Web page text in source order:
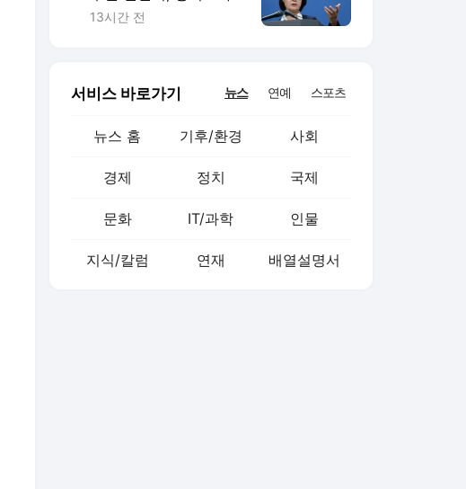
조원 이상 부담… 재정
13시간 전
서비스 바로가기 뉴스 연예 스포츠
뉴스 홈 기후/환경 사회
경제 정치 국제
문화 IT/과학 인물
지식/칼럼 연재 배열설명서